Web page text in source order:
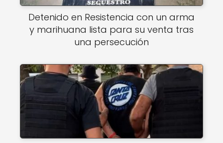
Detenido en Resistencia con un arma
y marihuana lista para su venta tras
una persecución